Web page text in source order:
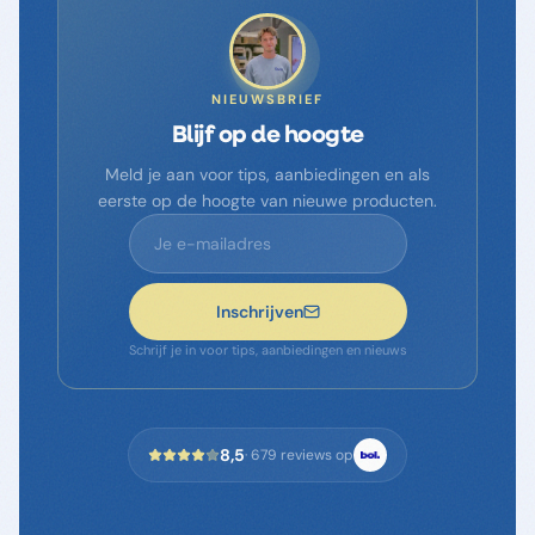
NIEUWSBRIEF
Blijf op de hoogte
Meld je aan voor tips, aanbiedingen en als
eerste op de hoogte van nieuwe producten.
Inschrijven
Schrijf je in voor tips, aanbiedingen en nieuws
8,5·679 reviews op